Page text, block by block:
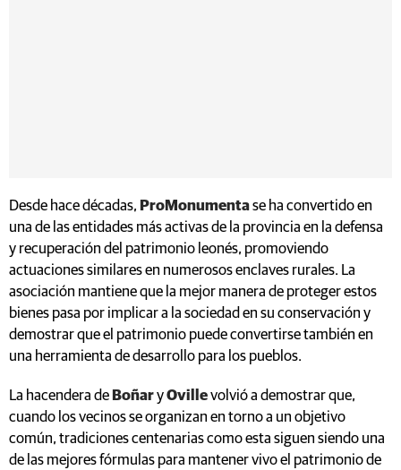
Desde hace décadas, ProMonumentase ha convertido en
una de las entidades más activas de la provincia en la defensa
y recuperación del patrimonio leonés, promoviendo
actuaciones similares en numerosos enclaves rurales. La
asociación mantiene que la mejor manera de proteger estos
bienes pasa por implicar a la sociedad en su conservación y
demostrar que el patrimonio puede convertirse también en
una herramienta de desarrollo para los pueblos.
La hacendera de BoñaryOvillevolvió a demostrar que,
cuando los vecinos se organizan en torno a un objetivo
común, tradiciones centenarias como esta siguen siendo una
de las mejores fórmulas para mantener vivo el patrimonio de